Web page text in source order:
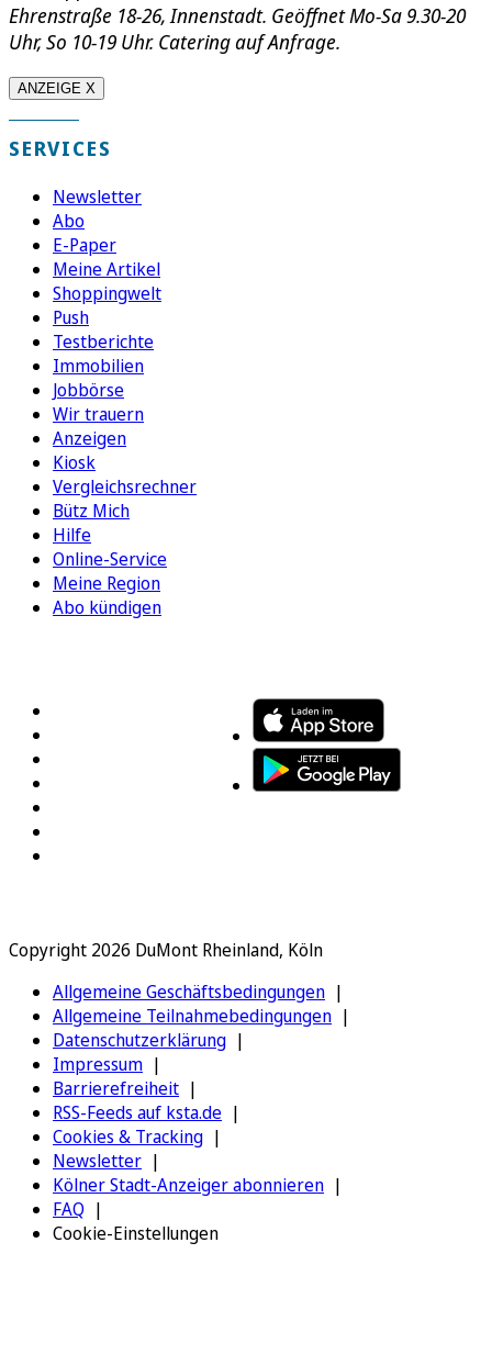
Ehrenstraße 18-26, Innenstadt. Geöffnet Mo-Sa 9.30-20
Uhr, So 10-19 Uhr. Catering auf Anfrage.
ANZEIGE X
SERVICES
Newsletter
Abo
E-Paper
Meine Artikel
Shoppingwelt
Push
Testberichte
Immobilien
Jobbörse
Wir trauern
Anzeigen
Kiosk
Vergleichsrechner
Bütz Mich
Hilfe
Online-Service
Meine Region
Abo kündigen
Copyright 2026 DuMont Rheinland, Köln
Allgemeine Geschäftsbedingungen
Allgemeine Teilnahmebedingungen
Datenschutzerklärung
Impressum
Barrierefreiheit
RSS-Feeds auf ksta.de
Cookies & Tracking
Newsletter
Kölner Stadt-Anzeiger abonnieren
FAQ
Cookie-Einstellungen